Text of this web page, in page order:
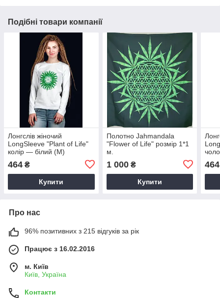
Подібні товари компанії
Лонгслів жіночий
LongSleeve "Plant of Life"
колір — білий (M)
464 ₴
Купити
Полотно Jahmandala
"Flower of Life" розмір 1*1
м.
1 000₴
Купити
464
Про нас
96% позитивних з 215 відгуків за рік
Працює з 16.02.2016
м. Київ
Київ, Україна
Контакти